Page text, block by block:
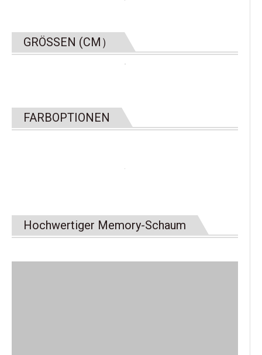
GRÖSSEN (CM）
FARBOPTIONEN
Hochwertiger Memory-Schaum